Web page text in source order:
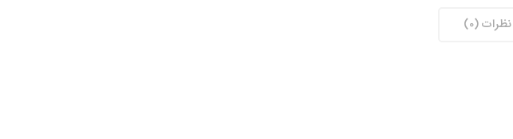
نظرات (0)